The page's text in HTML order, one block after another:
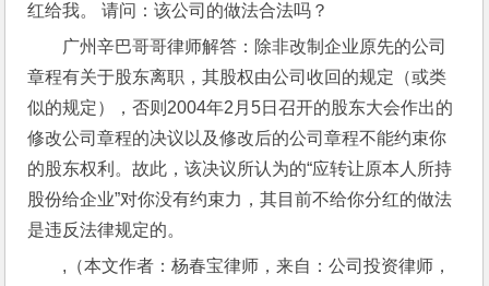
红给我。 请问：该公司的做法合法吗？
广州辛巴哥哥律师解答：除非改制企业原先的公司
章程有关于股东离职，其股权由公司收回的规定（或类
似的规定），否则2004年2月5日召开的股东大会作出的
修改公司章程的决议以及修改后的公司章程不能约束你
的股东权利。故此，该决议所认为的“应转让原本人所持
股份给企业”对你没有约束力，其目前不给你分红的做法
是违反法律规定的。
,（本文作者：杨春宝律师，来自：公司投资律师，